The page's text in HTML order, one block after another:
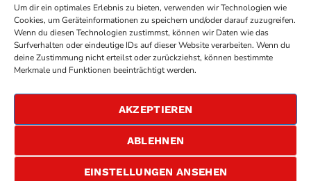
Um dir ein optimales Erlebnis zu bieten, verwenden wir Technologien wie
Cookies, um Geräteinformationen zu speichern und/oder darauf zuzugreifen.
Wenn du diesen Technologien zustimmst, können wir Daten wie das
Surfverhalten oder eindeutige IDs auf dieser Website verarbeiten. Wenn du
deine Zustimmung nicht erteilst oder zurückziehst, können bestimmte
Merkmale und Funktionen beeinträchtigt werden.
AKZEPTIEREN
ABLEHNEN
EINSTELLUNGEN ANSEHEN
COPYRIGHTANTENNE BAD KREUZNACH
DATENSCHUTZERKLÄRUNG
ALLGEMEINE GESCHÄFTSBEDINGUNGEN
GEWINNSPIELBEDINGUNGEN